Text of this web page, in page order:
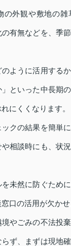
の外観や敷地の雑
有無などを、季
ように活用する
といった中長期
にくくなります。
クの結果を簡単
相談時にも、状
未然に防ぐため
口の活用が欠かせ
やごみの不法投
ず、まずは現地